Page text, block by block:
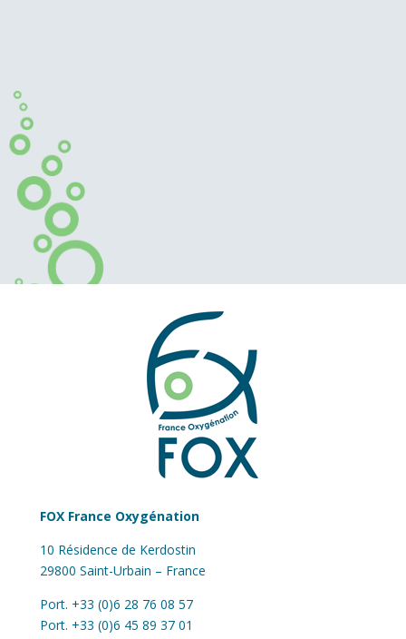
FOX France Oxygénation
10 Résidence de Kerdostin
29800 Saint-Urbain – France
Port. +33 (0)6 28 76 08 57
Port. +33 (0)6 45 89 37 01